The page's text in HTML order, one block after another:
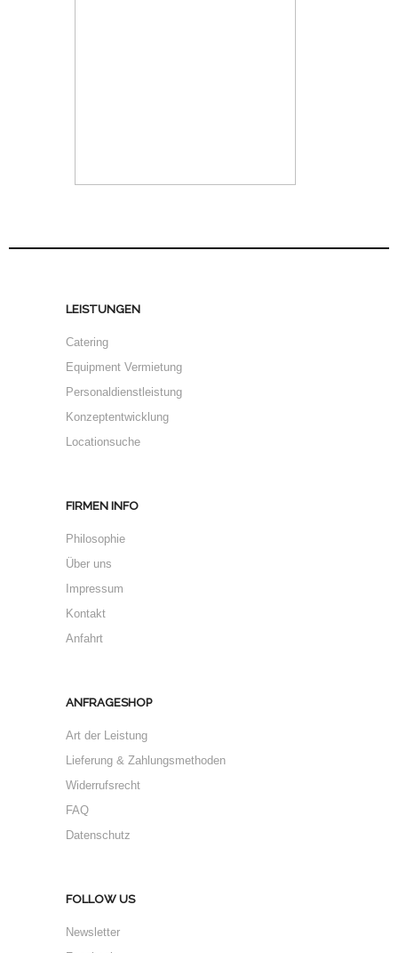
LEISTUNGEN
Catering
Equipment Vermietung
Personaldienstleistung
Konzeptentwicklung
Locationsuche
FIRMEN INFO
Philosophie
Über uns
Impressum
Kontakt
Anfahrt
ANFRAGESHOP
Art der Leistung
Lieferung & Zahlungsmethoden
Widerrufsrecht
FAQ
Datenschutz
FOLLOW US
Newsletter